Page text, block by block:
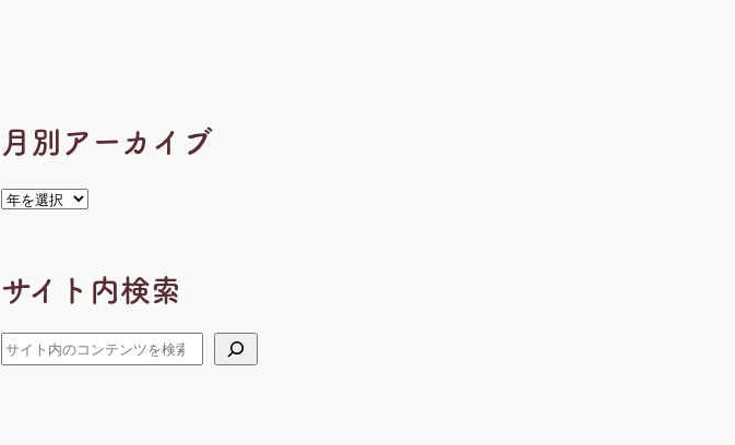
月別アーカイブ
ア
イ
ブ
サイト内検索
検
索